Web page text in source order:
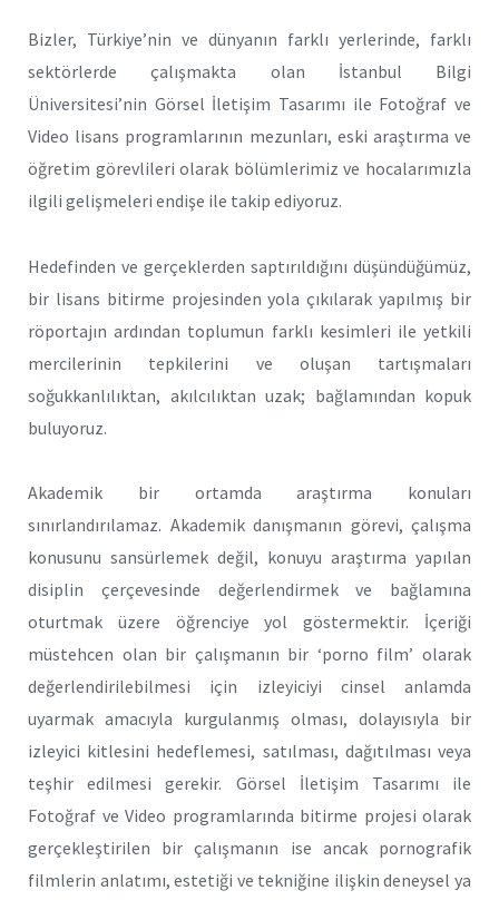
Bizler, Türkiye’nin ve dünyanın farklı yerlerinde, farklı
sektörlerde çalışmakta olan İstanbul Bilgi
Üniversitesi’nin Görsel İletişim Tasarımı ile Fotoğraf ve
Video lisans programlarının mezunları, eski araştırma ve
öğretim görevlileri olarak bölümlerimiz ve hocalarımızla
ilgili gelişmeleri endişe ile takip ediyoruz.
Hedefinden ve gerçeklerden saptırıldığını düşündüğümüz,
bir lisans bitirme projesinden yola çıkılarak yapılmış bir
röportajın ardından toplumun farklı kesimleri ile yetkili
mercilerinin tepkilerini ve oluşan tartışmaları
soğukkanlılıktan, akılcılıktan uzak; bağlamından kopuk
buluyoruz.
Akademik bir ortamda araştırma konuları
sınırlandırılamaz. Akademik danışmanın görevi, çalışma
konusunu sansürlemek değil, konuyu araştırma yapılan
disiplin çerçevesinde değerlendirmek ve bağlamına
oturtmak üzere öğrenciye yol göstermektir. İçeriği
müstehcen olan bir çalışmanın bir ‘porno film’ olarak
değerlendirilebilmesi için izleyiciyi cinsel anlamda
uyarmak amacıyla kurgulanmış olması, dolayısıyla bir
izleyici kitlesini hedeflemesi, satılması, dağıtılması veya
teşhir edilmesi gerekir. Görsel İletişim Tasarımı ile
Fotoğraf ve Video programlarında bitirme projesi olarak
gerçekleştirilen bir çalışmanın ise ancak pornografik
filmlerin anlatımı, estetiği ve tekniğine ilişkin deneysel ya